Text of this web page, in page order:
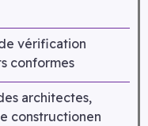
vérification
conformes
architectes,
constructionen